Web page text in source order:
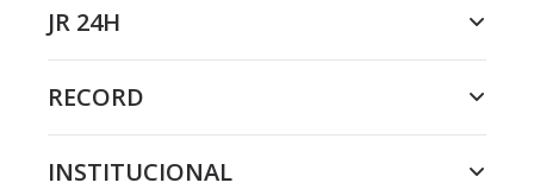
JR 24H
RECORD
INSTITUCIONAL